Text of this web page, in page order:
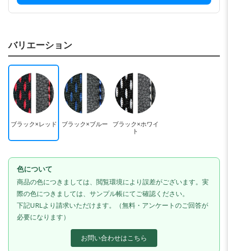
バリエーション
ブラック×レッド ブラック×ブルー
ブラック×ホワイ
ト
色について
商品の色につきましては、閲覧環境により誤差がございます。実
際の色につきましては、サンプル帳にてご確認ください。
下記URLより請求いただけます。（無料・アンケートのご回答が
必要になります）
お問い合わせはこちら